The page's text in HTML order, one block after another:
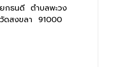
กธนดี ตำบลพะวง
ดสงขลา 91000